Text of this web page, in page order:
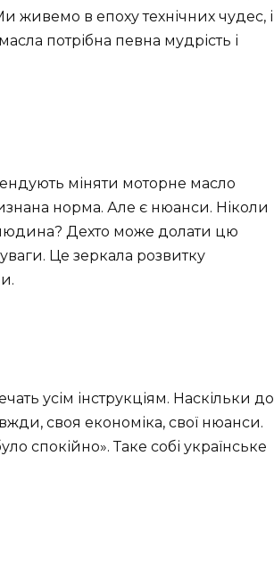
живемо в епоху технічних чудес, і
потрібна певна мудрість і
міняти моторне масло
норма. Але є нюанси. Ніколи
Дехто може долати цю
Це зеркала розвитку
усім інструкціям. Наскільки до
своя економіка, свої нюанси.
спокійно». Таке собі українське